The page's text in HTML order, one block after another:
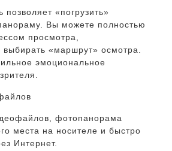
позволяет «погрузить»
Вы можете полностью
просмотра,
выбирать «маршрут» осмотра.
эмоциональное
фотопанорама
места на носителе и быстро
Интернет.